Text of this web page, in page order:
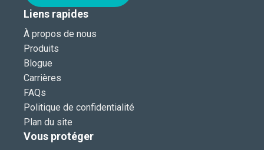
Liens rapides
À propos de nous
Produits
Blogue
Carrières
FAQs
Politique de confidentialité
Plan du site
Vous protéger